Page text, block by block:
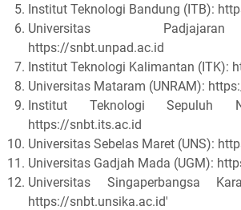
Institut Teknologi Bandung (ITB):
Universitas
https://snbt.unpad.ac.id
Institut Teknologi Kalimantan (ITK):
Universitas Mataram (UNRAM):
Institut Teknologi Sepuluh
https://snbt.its.ac.id
Universitas Sebelas Maret (UNS):
Universitas Gadjah Mada (UGM):
Universitas Singaperbangsa
https://snbt.unsika.ac.id'